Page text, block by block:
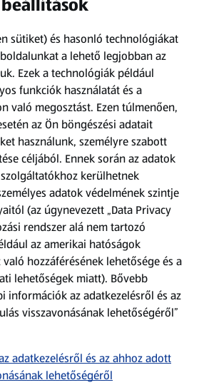
interneten!
applikációt!
sütiket) és hasonló technológiákat
a lehető legjobban az
Ezek a technológiák például
funkciók használatát és a
való megosztást. Ezen túlmenően,
az Ön böngészési adatait
használunk, személyre szabott
céljából. Ennek során az adatok
kerülhetnek
adatok védelmének szintje
(az úgynevezett „Data Privacy
rendszer alá nem tartozó
az amerikai hatóságok
hozzáférésének lehetősége és a
lehetőségek miatt). Bővebb
információk az adatkezelésről és az
visszavonásának lehetőségéről”
adatkezelésről és az ahhoz adott
lehetőségéről